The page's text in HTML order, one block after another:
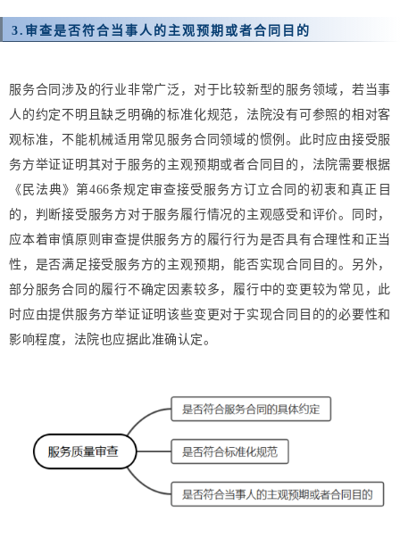
3. 审查是否符合当事人的主观预期或者合同目的
服务合同涉及的行业非常广泛，对于比较新型的服务领域，若当事
人的约定不明且缺乏明确的标准化规范，法院没有可参照的相对客
观标准，不能机械适用常见服务合同领域的惯例。此时应由接受服
务方举证证明其对于服务的主观预期或者合同目的，法院需要根据
《民法典》第466条规定审查接受服务方订立合同的初衷和真正目
的，判断接受服务方对于服务履行情况的主观感受和评价。同时，
应本着审慎原则审查提供服务方的履行行为是否具有合理性和正当
性，是否满足接受服务方的主观预期，能否实现合同目的。另外，
部分服务合同的履行不确定因素较多，履行中的变更较为常见，此
时应由提供服务方举证证明该些变更对于实现合同目的的必要性和
影响程度，法院也应据此准确认定。